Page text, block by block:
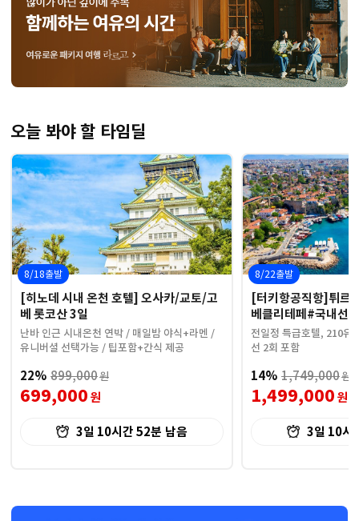
오늘 봐야 할 타임딜
8/18출발
[히노데 시내 온천 호텔] 오사카/교토/고
베 롯코산 3일
난바 인근 시내온천 연박 / 매일밤 야식+라멘 /
유니버셜 선택가능 / 팁포함+간식 제공
22% 899,000원
699,000 원
3일 10시간 52분 남음
8/22출발
[터키항공직항]튀르
베클리테페#국내선
전일정 특급호텔, 210유
선 2회 포함
14% 1,749,000원
1,499,000 원
3일 10시